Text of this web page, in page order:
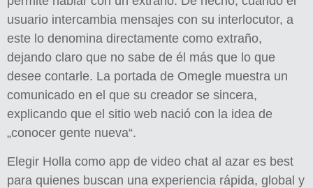
usuario intercambia mensajes con su interlocutor, a
este lo denomina directamente como extraño,
dejando claro que no sabe de él más que lo que
desee contarle. La portada de Omegle muestra un
comunicado en el que su creador se sincera,
explicando que el sitio web nació con la idea de
„conocer gente nueva“.
Elegir Holla como app de video chat al azar es best
para quienes buscan una experiencia rápida, global y